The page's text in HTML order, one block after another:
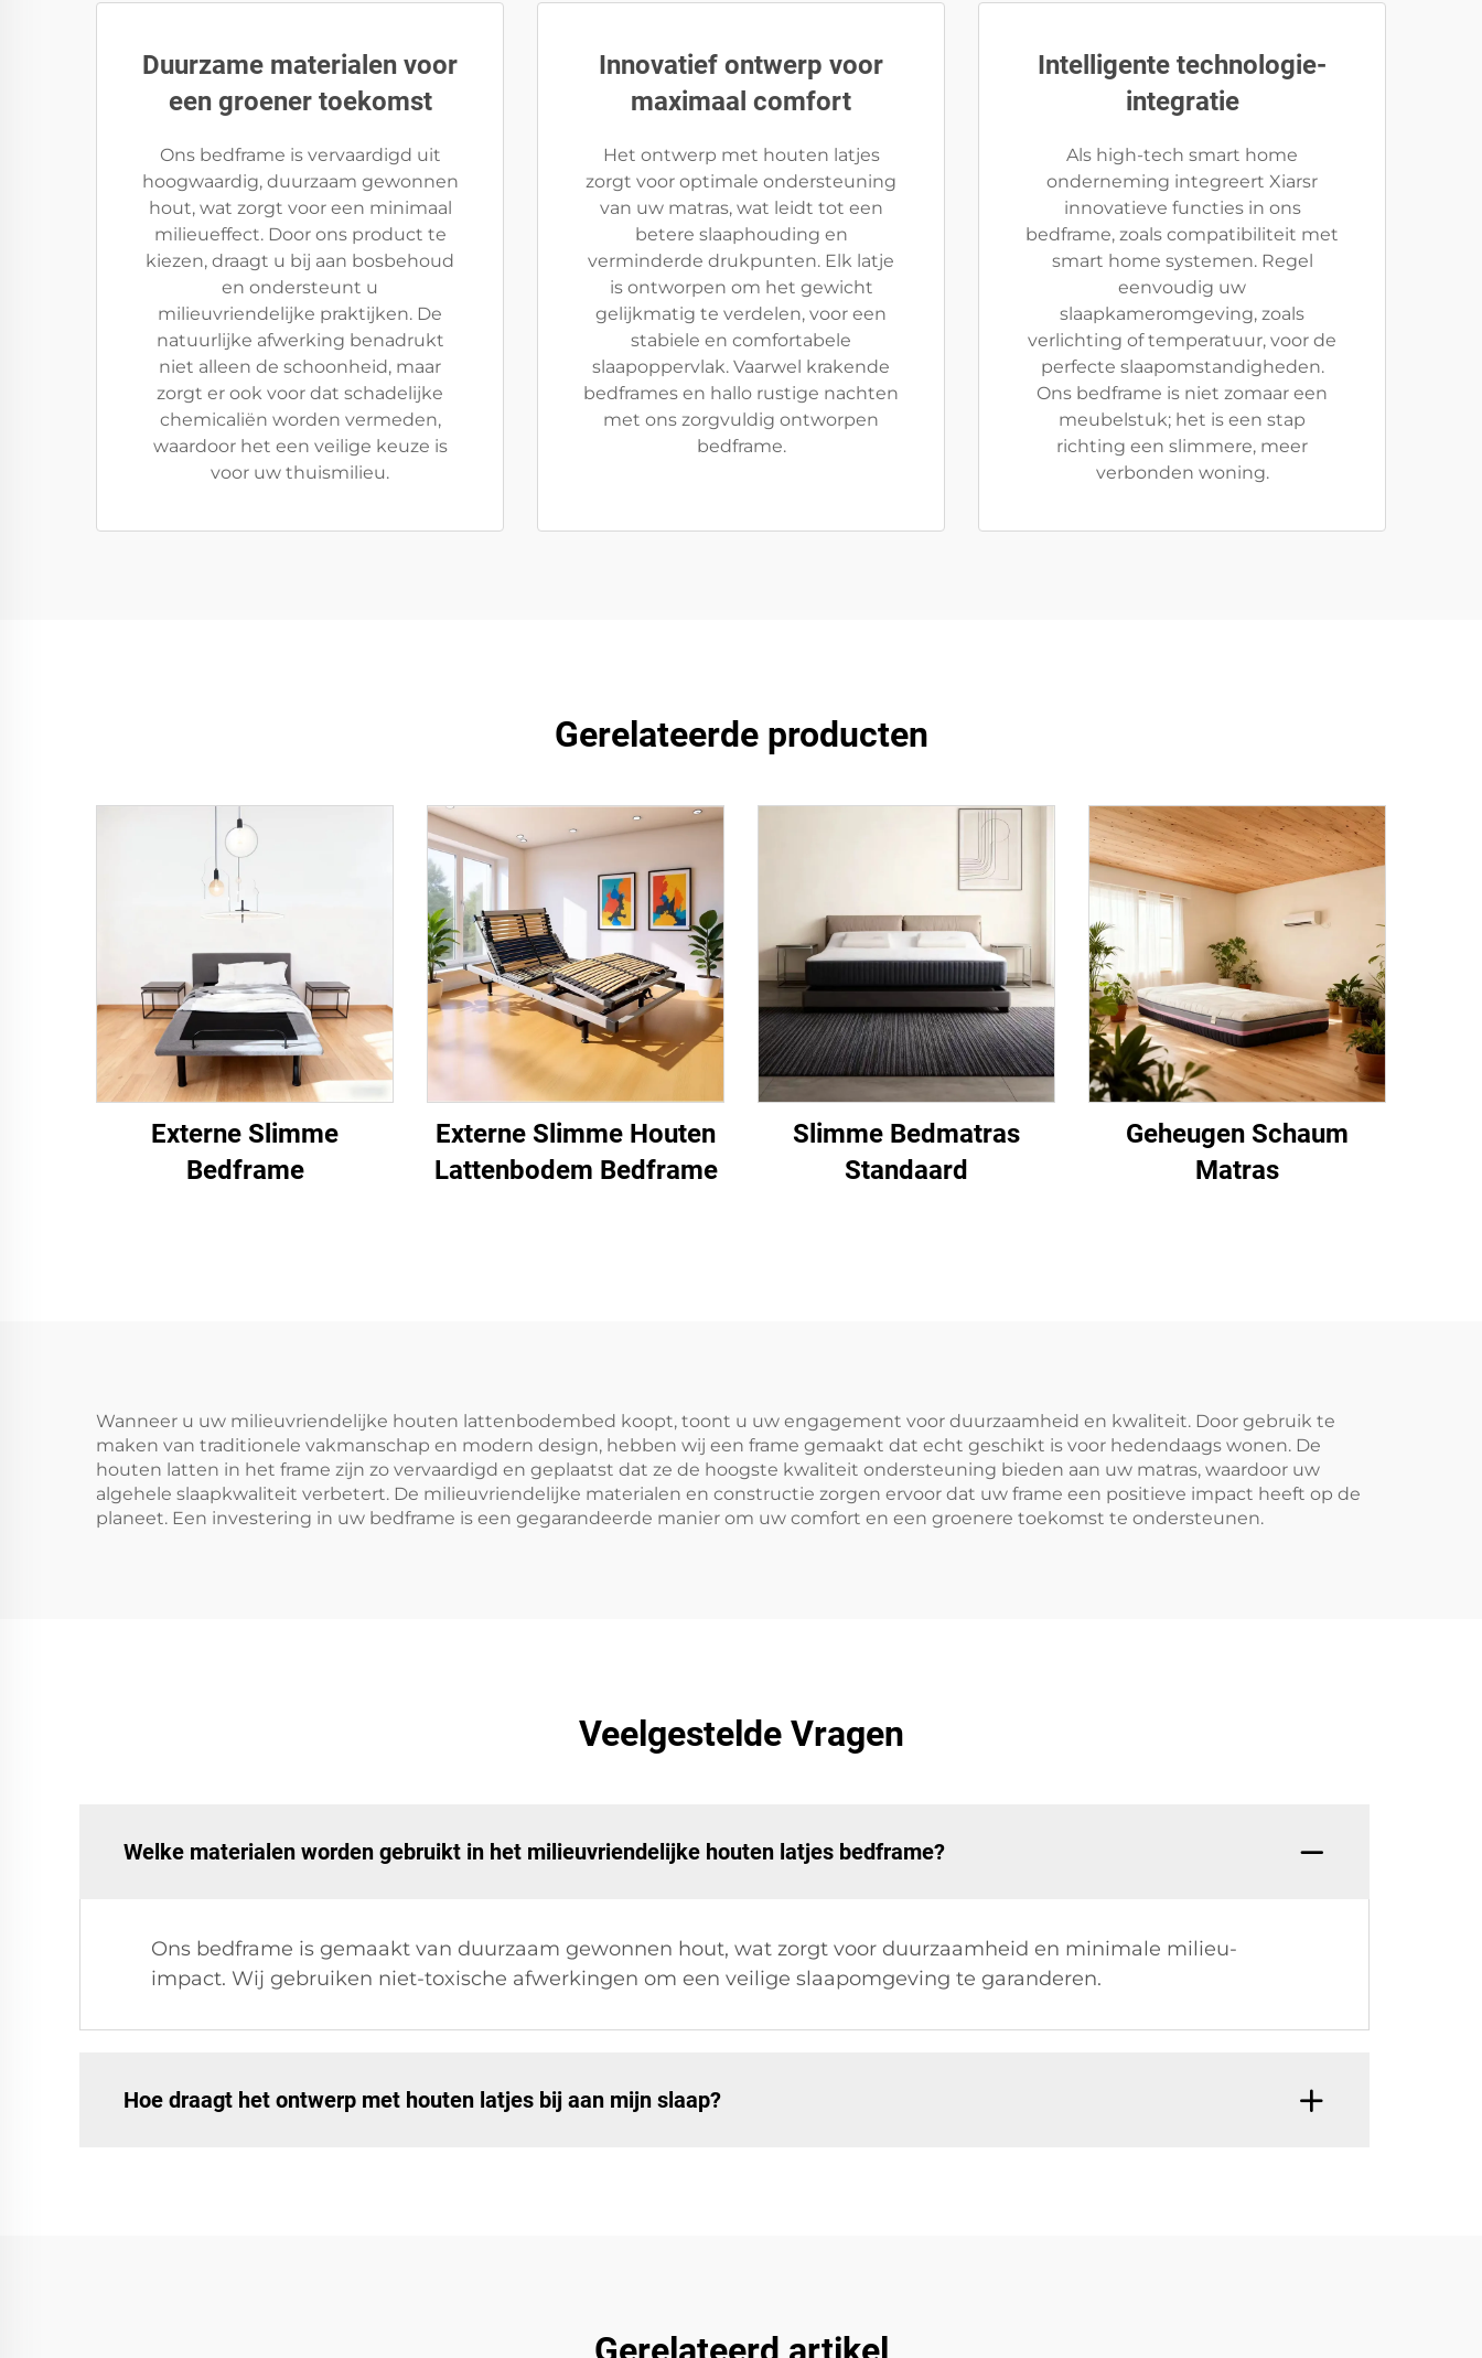
Duurzame materialen voor
een groener toekomst
Ons bedframe is vervaardigd uit
hoogwaardig, duurzaam gewonnen
hout, wat zorgt voor een minimaal
milieueffect. Door ons product te
kiezen, draagt u bij aan bosbehoud
en ondersteunt u
milieuvriendelijke praktijken. De
natuurlijke afwerking benadrukt
niet alleen de schoonheid, maar
zorgt er ook voor dat schadelijke
chemicaliën worden vermeden,
waardoor het een veilige keuze is
voor uw thuismilieu.
Innovatief ontwerp voor
maximaal comfort
Het ontwerp met houten latjes
zorgt voor optimale ondersteuning
van uw matras, wat leidt tot een
betere slaaphouding en
verminderde drukpunten. Elk latje
is ontworpen om het gewicht
gelijkmatig te verdelen, voor een
stabiele en comfortabele
slaapoppervlak. Vaarwel krakende
bedframes en hallo rustige nachten
met ons zorgvuldig ontworpen
bedframe.
Intelligente technologie-
integratie
Als high-tech smart home
onderneming integreert Xiarsr
innovatieve functies in ons
bedframe, zoals compatibiliteit met
smart home systemen. Regel
eenvoudig uw
slaapkameromgeving, zoals
verlichting of temperatuur, voor de
perfecte slaapomstandigheden.
Ons bedframe is niet zomaar een
meubelstuk; het is een stap
richting een slimmere, meer
verbonden woning.
Gerelateerde producten
Externe Slimme
Bedframe
Externe Slimme Houten
Lattenbodem Bedframe
Slimme Bedmatras
Standaard
Geheugen Schaum
Matras
Wanneer u uw milieuvriendelijke houten lattenbodembed koopt, toont u uw engagement voor duurzaamheid en kwaliteit. Door gebruik te
maken van traditionele vakmanschap en modern design, hebben wij een frame gemaakt dat echt geschikt is voor hedendaags wonen. De
houten latten in het frame zijn zo vervaardigd en geplaatst dat ze de hoogste kwaliteit ondersteuning bieden aan uw matras, waardoor uw
algehele slaapkwaliteit verbetert. De milieuvriendelijke materialen en constructie zorgen ervoor dat uw frame een positieve impact heeft op de
planeet. Een investering in uw bedframe is een gegarandeerde manier om uw comfort en een groenere toekomst te ondersteunen.
Veelgestelde Vragen
Welke materialen worden gebruikt in het milieuvriendelijke houten latjes bedframe?
Ons bedframe is gemaakt van duurzaam gewonnen hout, wat zorgt voor duurzaamheid en minimale milieu-
impact. Wij gebruiken niet-toxische afwerkingen om een veilige slaapomgeving te garanderen.
Hoe draagt het ontwerp met houten latjes bij aan mijn slaap?